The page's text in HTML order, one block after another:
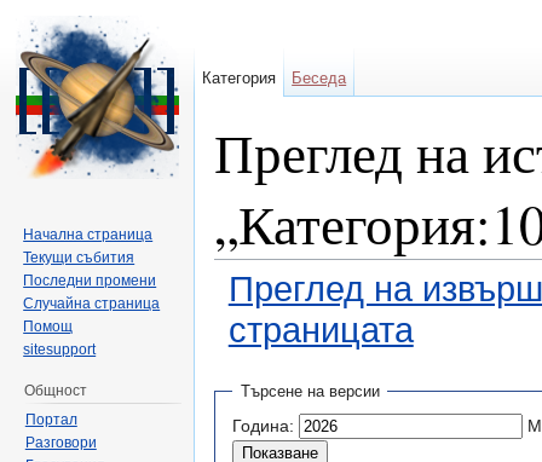
Преглед на
Преглед на
страницата
Търсене на версии
Година:
Категория Беседа
Начална страница
Текущи събития
Последни промени
Случайна страница
Помощ
sitesupport
Общност
Портал
Разговори